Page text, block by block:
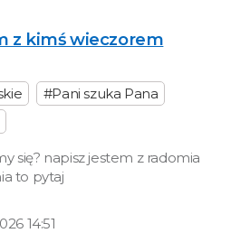
z kimś wieczorem
#Pani szuka Pana
się? napisz jestem z radomia
to pytaj
14:51